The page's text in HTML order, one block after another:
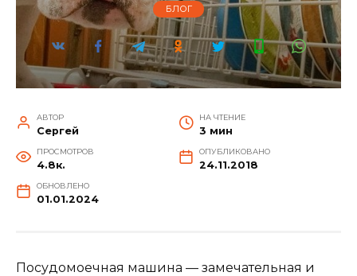
БЛОГ
АВТОР
Сергей
НА ЧТЕНИЕ
3 мин
ПРОСМОТРОВ
4.8к.
ОПУБЛИКОВАНО
24.11.2018
ОБНОВЛЕНО
01.01.2024
Посудомоечная машина — замечательная и